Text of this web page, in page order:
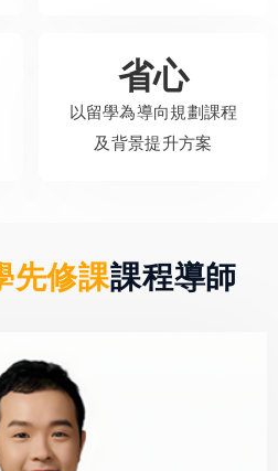
省心
以留學為導向規劃課程
及背景提升方案
先修課課程導師